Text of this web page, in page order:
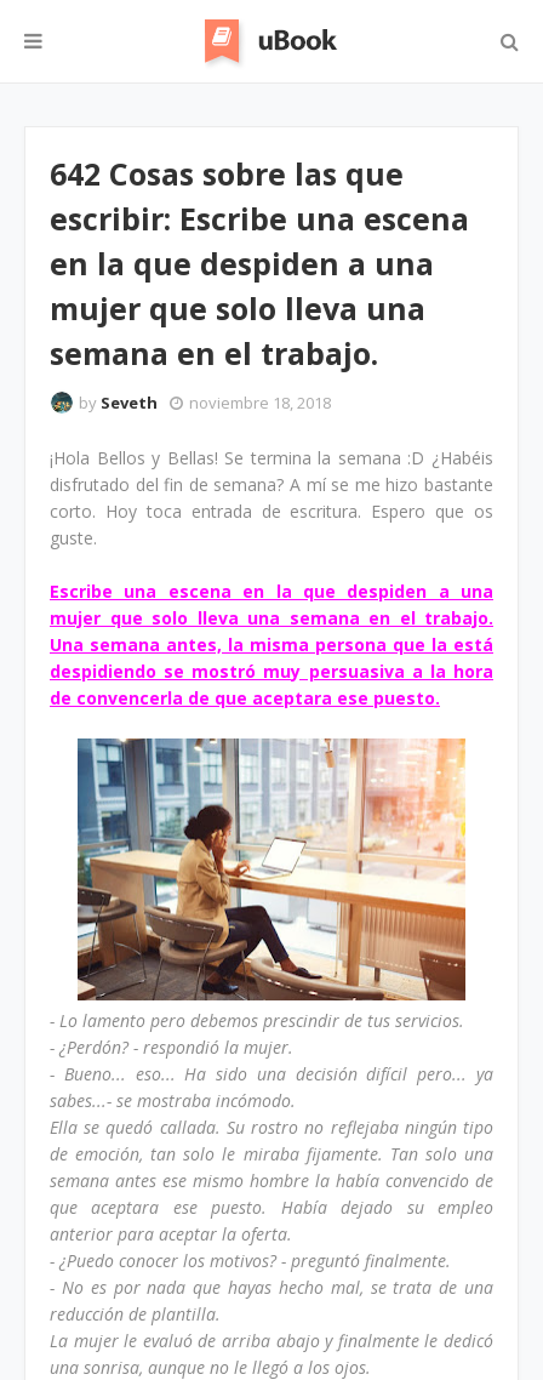
642 Cosas sobre las que
escribir: Escribe una escena
en la que despiden a una
mujer que solo lleva una
semana en el trabajo.
by Seveth noviembre 18, 2018
¡Hola Bellos y Bellas! Se termina la semana :D ¿Habéis
disfrutado del fin de semana? A mí se me hizo bastante
corto. Hoy toca entrada de escritura. Espero que os
guste.
Escribe una escena en la que despiden a una
mujer que solo lleva una semana en el trabajo.
Una semana antes, la misma persona que la está
despidiendo se mostró muy persuasiva a la hora
de convencerla de que aceptara ese puesto.
- Lo lamento pero debemos prescindir de tus servicios.
- ¿Perdón? - respondió la mujer.
- Bueno... eso... Ha sido una decisión difícil pero... ya
sabes...- se mostraba incómodo.
Ella se quedó callada. Su rostro no reflejaba ningún tipo
de emoción, tan solo le miraba fijamente. Tan solo una
semana antes ese mismo hombre la había convencido de
que aceptara ese puesto. Había dejado su empleo
anterior para aceptar la oferta.
- ¿Puedo conocer los motivos? - preguntó finalmente.
- No es por nada que hayas hecho mal, se trata de una
reducción de plantilla.
La mujer le evaluó de arriba abajo y finalmente le dedicó
una sonrisa, aunque no le llegó a los ojos.